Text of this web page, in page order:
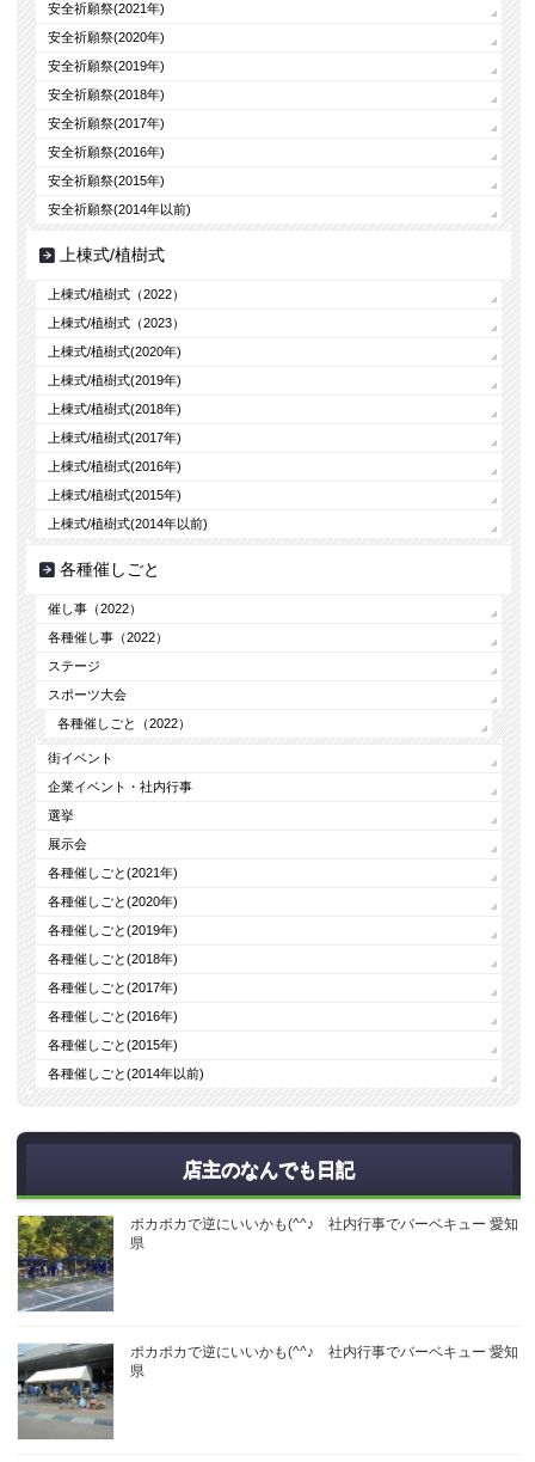
安全祈願祭(2021年)
安全祈願祭(2020年)
安全祈願祭(2019年)
安全祈願祭(2018年)
安全祈願祭(2017年)
安全祈願祭(2016年)
安全祈願祭(2015年)
安全祈願祭(2014年以前)
上棟式/植樹式
上棟式/植樹式（2022）
上棟式/植樹式（2023）
上棟式/植樹式(2020年)
上棟式/植樹式(2019年)
上棟式/植樹式(2018年)
上棟式/植樹式(2017年)
上棟式/植樹式(2016年)
上棟式/植樹式(2015年)
上棟式/植樹式(2014年以前)
各種催しごと
催し事（2022）
各種催し事（2022）
ステージ
スポーツ大会
各種催しごと（2022）
街イベント
企業イベント・社内行事
選挙
展示会
各種催しごと(2021年)
各種催しごと(2020年)
各種催しごと(2019年)
各種催しごと(2018年)
各種催しごと(2017年)
各種催しごと(2016年)
各種催しごと(2015年)
各種催しごと(2014年以前)
店主のなんでも日記
ポカポカで逆にいいかも(^^♪ 社内行事でバーベキュー 愛知
県
ポカポカで逆にいいかも(^^♪ 社内行事でバーベキュー 愛知
県